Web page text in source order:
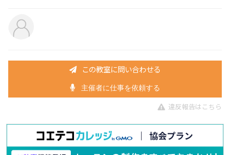
この教室に問い合わせる
主催者に仕事を依頼する
違反報告はこちら